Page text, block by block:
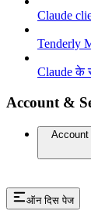
Claude
Tenderly
Claude के
Account &
Account
ऑन दिस पेज